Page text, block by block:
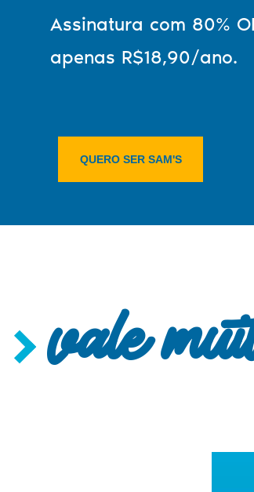
Assinatura com 80%
apenas R$18,90/ano.
QUERO SER SAM'S
vale